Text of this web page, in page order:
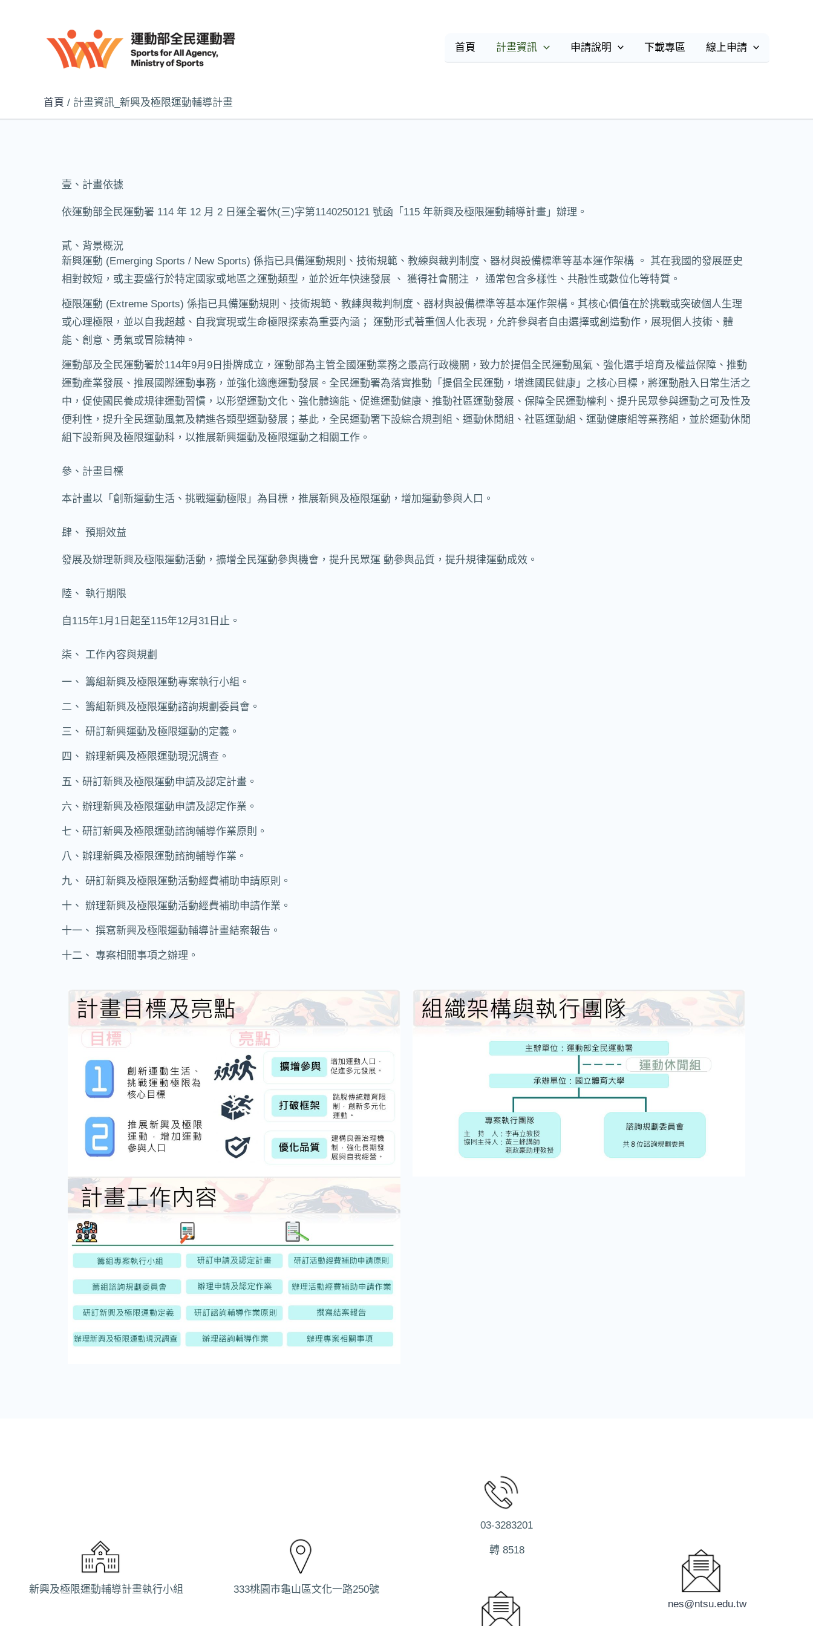
首頁 計畫資訊 申請說明 下載專區 線上申請
首頁 計畫資訊_新興及極限運動輔導計畫
壹、計畫依據
依運動部全民運動署 114 年 12 月 2 日運全署休(三)字第1140250121 號函「115 年新興及極限運動輔導計畫」辦理。
貳、背景概況
新興運動 (Emerging Sports / New Sports) 係指已具備運動規則、技術規範、教練與裁判制度、器材與設備標準等基本運作架構 。 其在我國的發展歷史
相對較短，或主要盛行於特定國家或地區之運動類型，並於近年快速發展 、 獲得社會關注 ， 通常包含多樣性、共融性或數位化等特質。
極限運動 (Extreme Sports) 係指已具備運動規則、技術規範、教練與裁判制度、器材與設備標準等基本運作架構。其核心價值在於挑戰或突破個人生理
或心理極限，並以自我超越、自我實現或生命極限探索為重要內涵； 運動形式著重個人化表現，允許參與者自由選擇或創造動作，展現個人技術、體
能、創意、勇氣或冒險精神。
運動部及全民運動署於114年9月9日掛牌成立，運動部為主管全國運動業務之最高行政機關，致力於提倡全民運動風氣、強化選手培育及權益保障、推動
運動產業發展、推展國際運動事務，並強化適應運動發展。全民運動署為落實推動「提倡全民運動，增進國民健康」之核心目標，將運動融入日常生活之
中，促使國民養成規律運動習慣，以形塑運動文化、強化體適能、促進運動健康、推動社區運動發展、保障全民運動權利、提升民眾參與運動之可及性及
便利性，提升全民運動風氣及精進各類型運動發展；基此，全民運動署下設綜合規劃組、運動休閒組、社區運動組、運動健康組等業務組，並於運動休閒
組下設新興及極限運動科，以推展新興運動及極限運動之相關工作。
參、計畫目標
本計畫以「創新運動生活、挑戰運動極限」為目標，推展新興及極限運動，增加運動參與人口。
肆、 預期效益
發展及辦理新興及極限運動活動，擴增全民運動參與機會，提升民眾運 動參與品質，提升規律運動成效。
陸、 執行期限
自115年1月1日起至115年12月31日止。
柒、 工作內容與規劃
一、 籌組新興及極限運動專案執行小組。
二、 籌組新興及極限運動諮詢規劃委員會。
三、 研訂新興運動及極限運動的定義。
四、 辦理新興及極限運動現況調查。
五、 研訂新興及極限運動申請及認定計畫。
六、 辦理新興及極限運動申請及認定作業。
七、 研訂新興及極限運動諮詢輔導作業原則。
八、 辦理新興及極限運動諮詢輔導作業。
九、 研訂新興及極限運動活動經費補助申請原則。
十、 辦理新興及極限運動活動經費補助申請作業。
十一、 撰寫新興及極限運動輔導計畫結案報告。
十二、 專案相關事項之辦理。
新興及極限運動輔導計畫執行小組 333桃園市龜山區文化一路250號
03-3283201
轉 8518
nes@ntsu.edu.tw